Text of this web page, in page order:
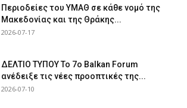
Περιοδείες του ΥΜΑΘ σε κάθε νομό της
Μακεδονίας και της Θράκης...
2026-07-17
ΔΕΛΤΙΟ ΤΥΠΟΥ Το 7ο Balkan Forum
ανέδειξε τις νέες προοπτικές της...
2026-07-10